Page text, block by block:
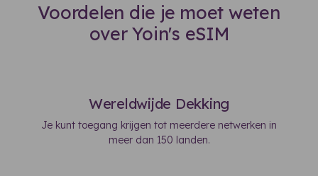
Voordelen die je moet weten
over Yoin's eSIM
Wereldwijde Dekking
Je kunt toegang krijgen tot meerdere netwerken in
meer dan 150 landen.